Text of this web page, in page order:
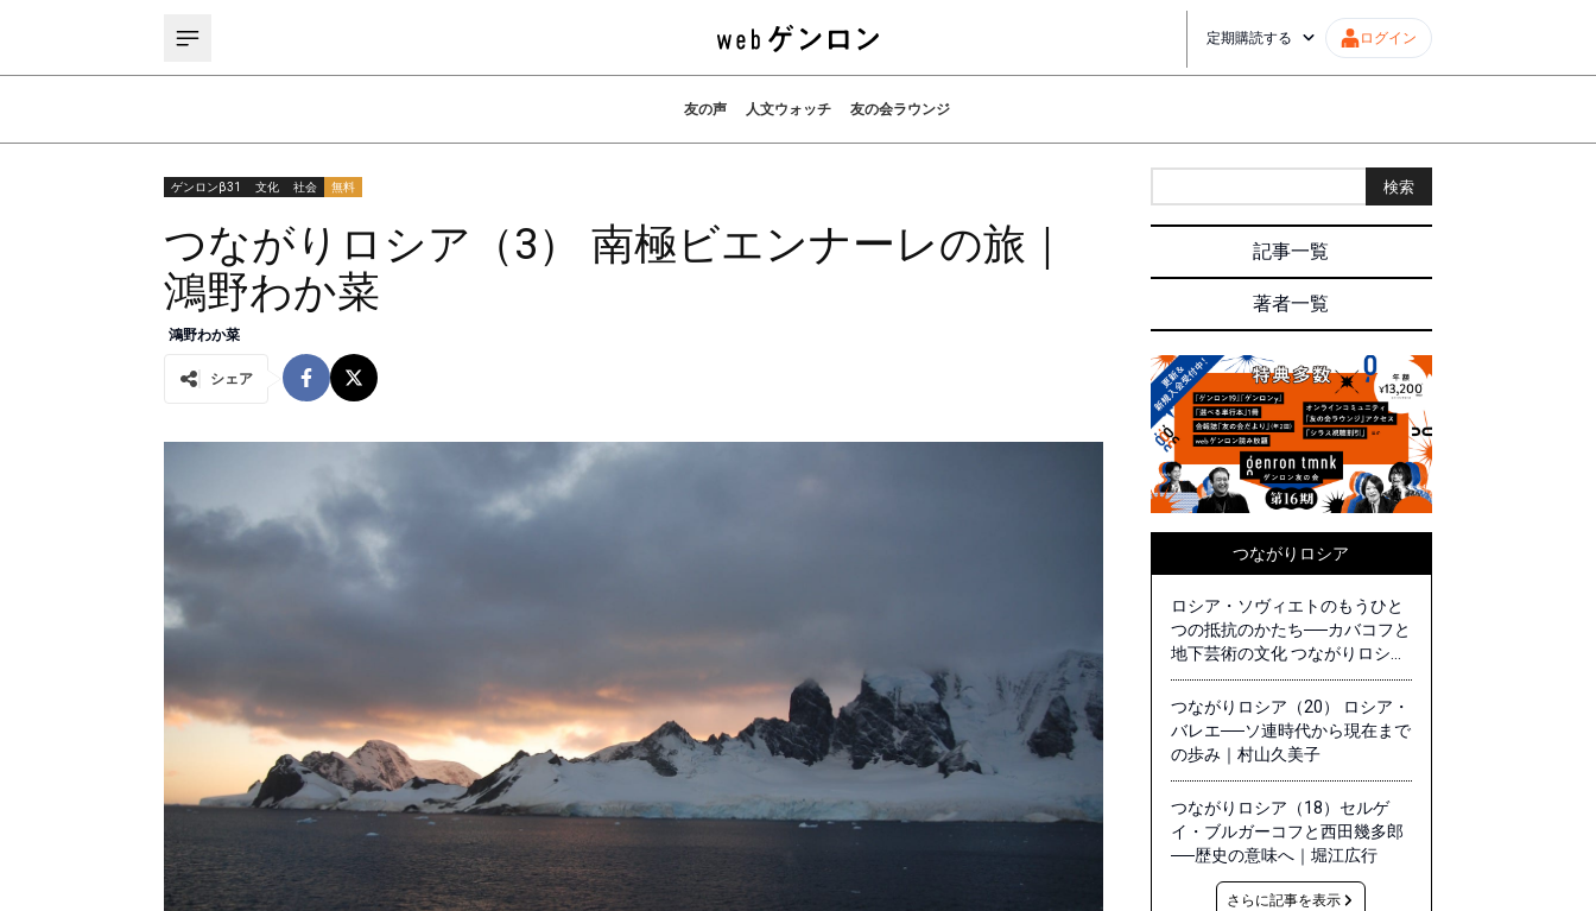
定期購読する ログイン
友の声 人文ウォッチ 友の会ラウンジ
ゲンロンβ31 文化 社会 無料
つながりロシア（3） 南極ビエンナーレの旅｜
鴻野わか菜
鴻野わか菜
シェア
検索
記事一覧
著者一覧
つながりロシア
ロシア・ソヴィエトのもうひと
つの抵抗のかたち──カバコフと
地下芸術の文化 つながりロシア
（21）｜河村彩
つながりロシア（20） ロシア・
バレエ──ソ連時代から現在まで
の歩み｜村山久美子
つながりロシア（18）セルゲ
イ・ブルガーコフと西田幾多郎
──歴史の意味へ｜堀江広行
さらに記事を表示